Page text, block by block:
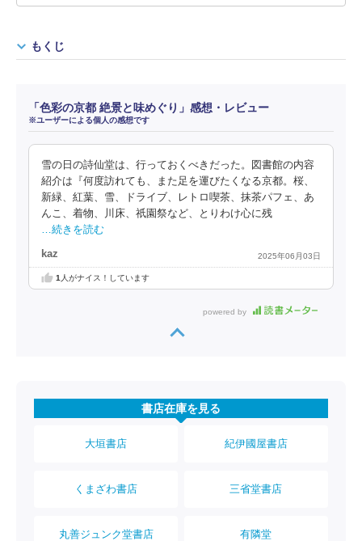
もくじ
「色彩の京都 絶景と味めぐり」感想・レビュー
※ユーザーによる個人の感想です
雪の日の詩仙堂は、行っておくべきだった。図書館の内容
紹介は『何度訪れても、また足を運びたくなる京都。桜、
新緑、紅葉、雪、ドライブ、レトロ喫茶、抹茶パフェ、あ
んこ、着物、川床、祇園祭など、とりわけ心に残
…続きを読む
kaz 2025年06月03日
1 人がナイス！しています
powered by
書店在庫を見る
大垣書店 紀伊國屋書店
くまざわ書店 三省堂書店
丸善ジュンク堂書店 有隣堂